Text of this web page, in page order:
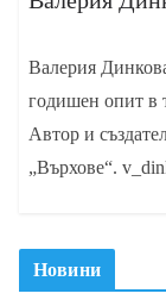
Валерия
годишен опит в
Автор и
„Върхове“.
Новини